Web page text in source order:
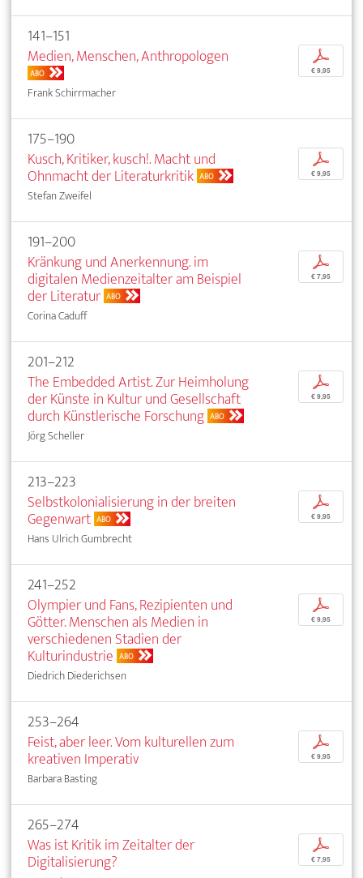
141–151
Medien, Menschen, Anthropologen
ABO
Frank Schirrmacher
p
€ 9,95
175–190
Kusch, Kritiker, kusch!. Macht und
Ohnmacht der Literaturkritik ABO
Stefan Zweifel
p
€ 9,95
191–200
Kränkung und Anerkennung. im
digitalen Medienzeitalter am Beispiel
der Literatur ABO
Corina Caduff
p
€ 7,95
201–212
The Embedded Artist. Zur Heimholung
der Künste in Kultur und Gesellschaft
durch Künstlerische Forschung ABO
Jörg Scheller
p
€ 9,95
213–223
Selbstkolonialisierung in der breiten
Gegenwart ABO
Hans Ulrich Gumbrecht
p
€ 9,95
241–252
Olympier und Fans, Rezipienten und
Götter. Menschen als Medien in
verschiedenen Stadien der
Kulturindustrie ABO
Diedrich Diederichsen
p
€ 9,95
253–264
Feist, aber leer. Vom kulturellen zum
kreativen Imperativ
Barbara Basting
p
€ 9,95
265–274
Was ist Kritik im Zeitalter der
Digitalisierung?
p
€ 7,95